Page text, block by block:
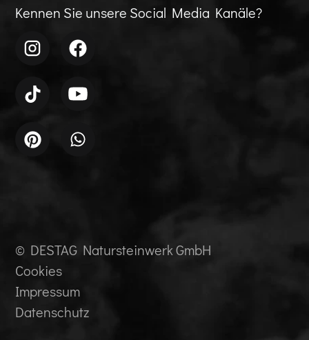
Kennen Sie unsere Social Media Kanäle?
© DESTAG Natursteinwerk GmbH
Cookies
Impressum
Datenschutz